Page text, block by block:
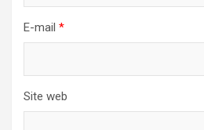
E-mail *
Site web